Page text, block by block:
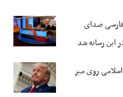
فارسی صدای
این رسانه شد
روی میز